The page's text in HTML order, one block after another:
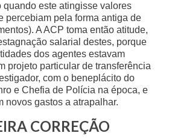
quando este atingisse valores
percebiam pela forma antiga de
A ACP toma então atitude,
salarial destes, porque
dos agentes estavam
projeto particular de transferência
com o beneplácito do
e Chefia de Polícia na época, e
novos gastos a atrapalhar.
CORREÇÃO